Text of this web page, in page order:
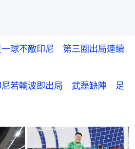
一球不敵印尼 第三圈出局連續
尼若輸波即出局 武磊缺陣 足